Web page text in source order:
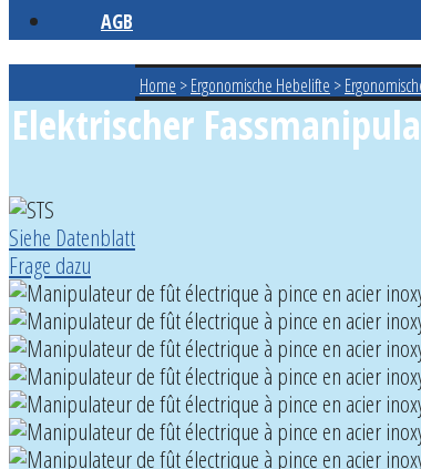
AGB
Home >Ergonomische Hebelifte >
Elektrischer
Siehe Datenblatt
Frage dazu